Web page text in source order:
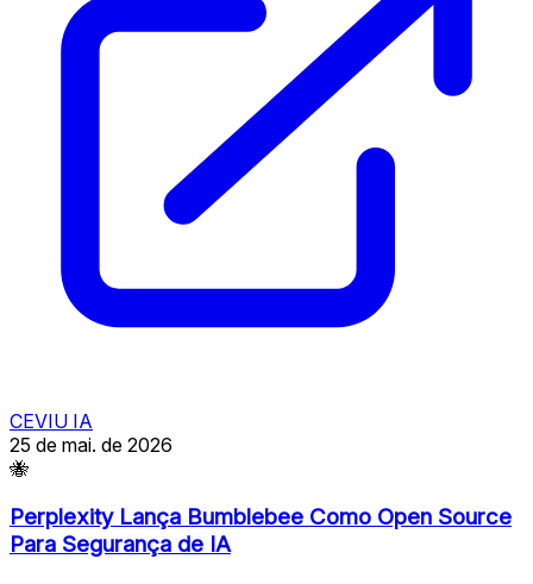
CEVIU IA
25 de mai. de 2026
🐝
Perplexity Lança Bumblebee Como Open Source
Para Segurança de IA